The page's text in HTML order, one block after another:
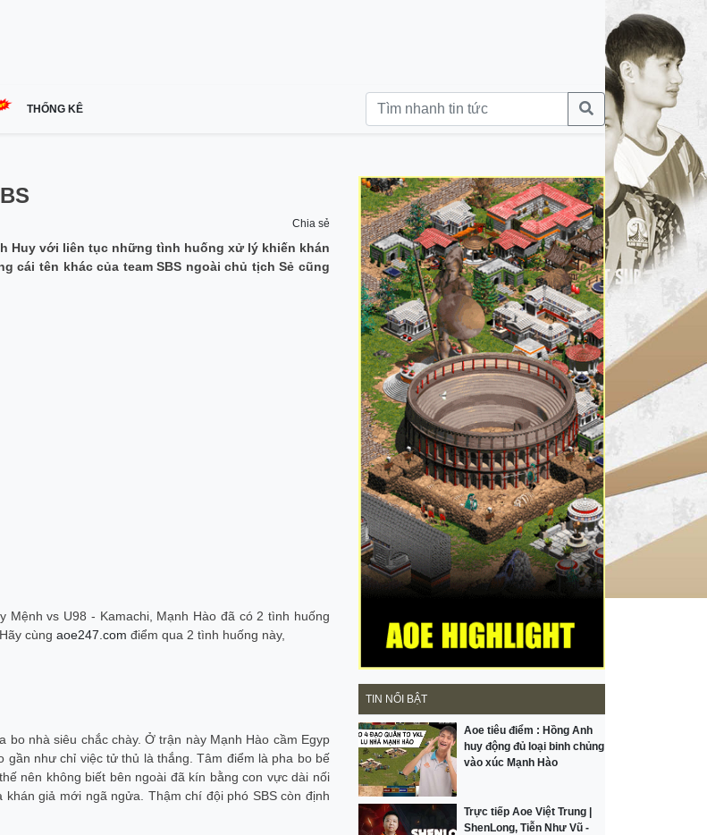
THỐNG KÊ
Chia sẻ
Huy với liên tục những tình huống xử lý khiến khán
cái tên khác của team SBS ngoài chủ tịch Sẻ cũng
vs U98 - Kamachi, Mạnh Hào đã có 2 tình huống
cùng aoe247.com điểm qua 2 tình huống này,
nhà siêu chắc chày. Ở trận này Mạnh Hào cầm Egyp
như chỉ việc tử thủ là thắng. Tâm điểm là pha bo bế
nên không biết bên ngoài đã kín bằng con vực dài nối
giả mới ngã ngửa. Thậm chí đội phó SBS còn định
TIN NỔI BẬT
Aoe tiêu điểm : Hồng Anh
huy động đủ loại binh chủng
vào xúc Mạnh Hào
Trực tiếp Aoe Việt Trung |
ShenLong, Tiễn Như Vũ -